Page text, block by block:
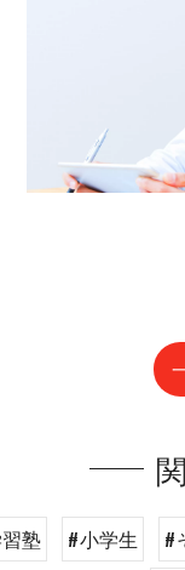
塾 #小学生 #